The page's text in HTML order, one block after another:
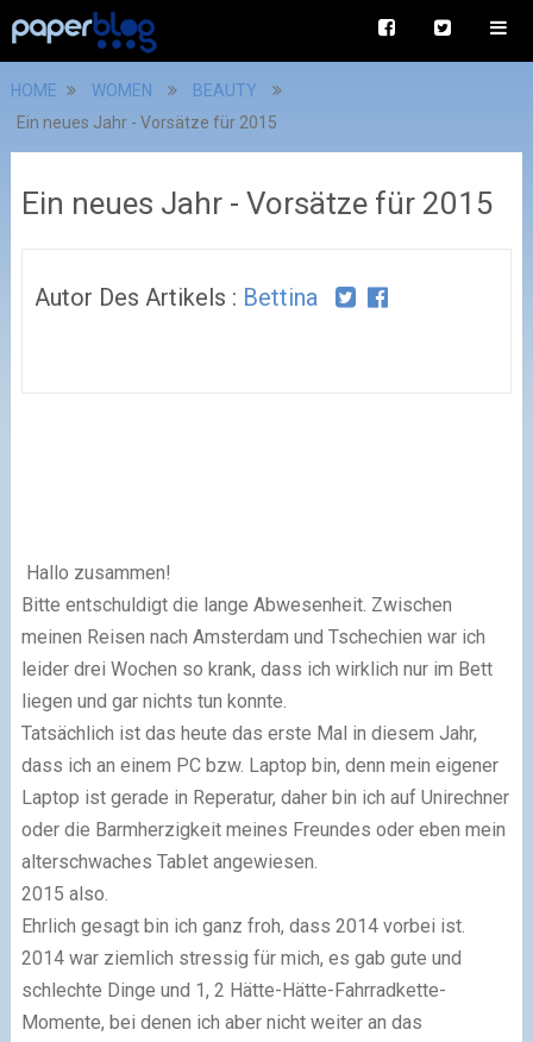
HOME WOMEN
BEAUTY
Ein neues Jahr - Vorsätze für 2015
Ein neues Jahr - Vorsätze für 2015
Autor Des Artikels : Bettina
Hallo zusammen!
Bitte entschuldigt die lange Abwesenheit. Zwischen
meinen Reisen nach Amsterdam und Tschechien war ich
leider drei Wochen so krank, dass ich wirklich nur im Bett
liegen und gar nichts tun konnte.
Tatsächlich ist das heute das erste Mal in diesem Jahr,
dass ich an einem PC bzw. Laptop bin, denn mein eigener
Laptop ist gerade in Reperatur, daher bin ich auf Unirechner
oder die Barmherzigkeit meines Freundes oder eben mein
alterschwaches Tablet angewiesen.
2015 also.
Ehrlich gesagt bin ich ganz froh, dass 2014 vorbei ist.
2014 war ziemlich stressig für mich, es gab gute und
schlechte Dinge und 1, 2 Hätte-Hätte-Fahrradkette-
Momente, bei denen ich aber nicht weiter an das